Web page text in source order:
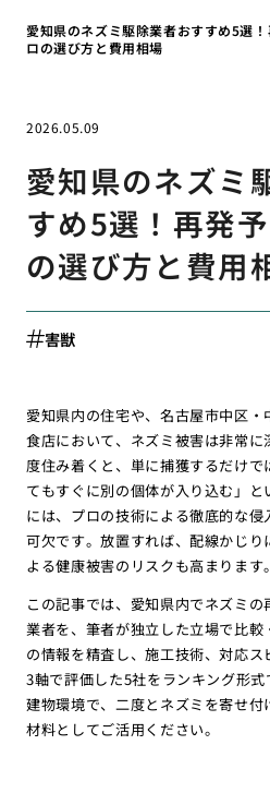
愛知県のネズミ駆除業者おすすめ5選
ロの選び方と費用相場
2026.05.09
愛知県のネズミ
すめ5選！再発
の選び方と費用
害獣
愛知県内の住宅や、名古屋市中区
食店において、ネズミ被害は非常
度住み着くと、単に捕獲するだけ
てもすぐに別の個体が入り込む」
には、プロの技術による徹底的な
可欠です。放置すれば、配線かじ
よる健康被害のリスクも高まります。
この記事では、愛知県内でネズミ
業者を、筆者が独立した立場で比
の情報を精査し、施工技術、対応
3軸で評価した5社をランキング形
建物環境で、二度とネズミを寄せ
材料としてご活用ください。